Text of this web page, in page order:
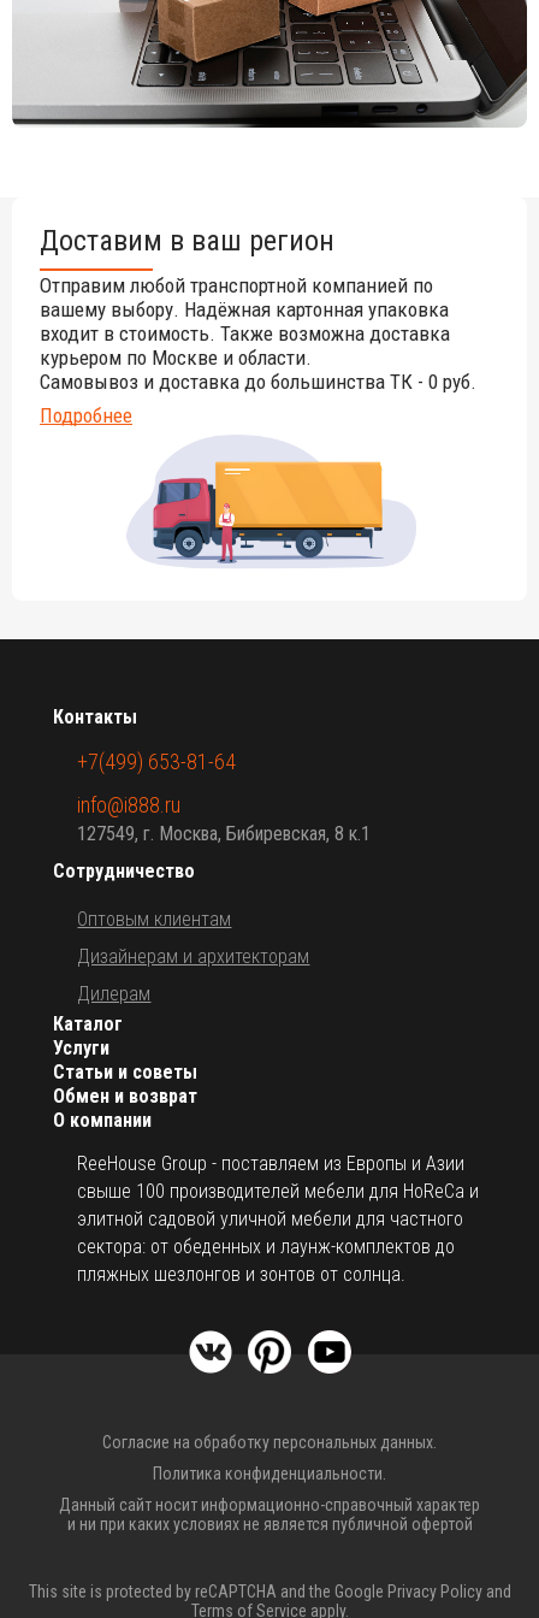
Рекомендации по уходу:
Рекомендуется использовать мягкую сухую или влажную
тряпку. При необходимости использовать ph-
сбалансированное мыло, разведенное в воде. Не
использовать абразивные губки, так как они могут оставить
и продлевают срок его службы.
Для уточнения всех возможных вариантов материала и
цвета данного изделия обращайтесь к нашим
менеджерам!
Доставим в ваш регион
Отправим любой транспортной компанией по
вашему выбору. Надёжная картонная упаковка
входит в стоимость. Также возможна доставка
курьером по Москве и области.
Самовывоз и доставка до большинства ТК - 0 руб.
Подробнее
О компании
ReeHouse Group - поставляем из Европы и Азии
свыше 100 производителей мебели для HoReCa и
элитной садовой уличной мебели для частного
сектора: от обеденных и лаунж-комплектов до
пляжных шезлонгов и зонтов от солнца.
Каталог
Услуги
Статьи и советы
Обмен и возврат
Сотрудничество
Оптовым клиентам
Дизайнерам и архитекторам
Дилерам
Контакты
+7(499) 653-81-64
info@i888.ru
127549, г. Москва, Бибиревская, 8 к.1
Согласие на обработку персональных данных.
Политика конфиденциальности.
Данный сайт носит информационно-справочный характер
и ни при каких условиях не является публичной офертой
This site is protected by reCAPTCHA and the Google Privacy Policyand
Terms of Service apply.